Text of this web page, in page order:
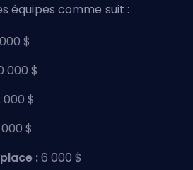
équipes comme suit :
$
000 $
000 $
$
:6 000 $